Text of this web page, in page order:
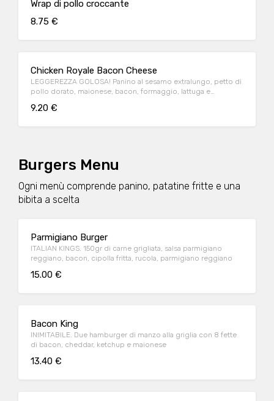
Wrap di pollo croccante
8.75 €
Chicken Royale Bacon Cheese
LEGGEREZZA GOLOSA! Panino al sesamo extralungo, petto di
pollo dorato, maionese, bacon, formaggio, lattuga e
9.20 €
Burgers Menu
Ogni menù comprende panino, patatine fritte e una
bibita a scelta
Parmigiano Burger
ITALIAN KINGS. 150gr di carne grigliata, salsa parmigiano
reggiano, bacon, cipolla fritta, rucola, parmigiano reggiano
15.00 €
Bacon King
INIMITABILE. Due hamburger di manzo alla griglia con 8 fette
di bacon, cheddar, ketchup e maionese
13.40 €